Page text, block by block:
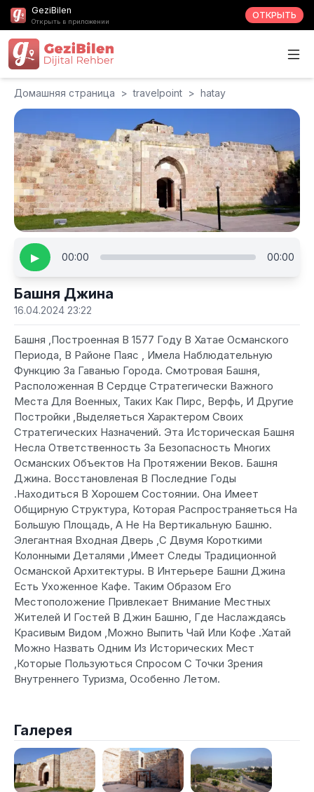
GeziBilen
Открыть в приложении
ОТКРЫТЬ
Домашняя страница > travelpoint > hatay
▶ 00:00 00:00
Башня Джина
16.04.2024 23:22
Башня ,Построенная В 1577 Году В Хатае Османского
Периода, В Районе Паяс , Имела Наблюдательную
Функцию За Гаванью Города. Смотровая Башня,
Расположенная В Сердце Стратегически Важного
Места Для Военных, Таких Как Пирс, Верфь, И Другие
Постройки ,Выделяеться Характером Своих
Стратегических Назначений. Эта Историческая Башня
Несла Ответственность За Безопасность Многих
Османских Объектов На Протяжении Веков. Башня
Джина. Восстановленая В Последние Годы
.Находиться В Хорошем Состоянии. Она Имеет
Общирную Структура, Которая Распространяеться На
Большую Площадь, А Не На Вертикальную Башню.
Элегантная Входная Дверь ,С Двумя Короткими
Колонными Деталями ,Имеет Следы Традиционной
Османской Архитектуры. В Интерьере Башни Джина
Есть Ухоженное Кафе. Таким Образом Его
Местоположение Привлекает Внимание Местных
Жителей И Гостей В Джин Башню, Где Наслаждаясь
Красивым Видом ,Можно Выпить Чай Или Кофе .Хатай
Можно Назвать Одним Из Исторических Мест
,Которые Пользуються Спросом С Точки Зрения
Внутреннего Туризма, Особенно Летом.
Галерея